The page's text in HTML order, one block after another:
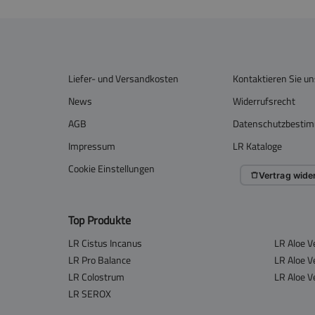
Liefer- und Versandkosten
News
AGB
Impressum
Cookie Einstellungen
Kontaktieren Sie
Widerrufsrecht
LR Kataloge
Vertrag
Top Produkte
LR Cistus Incanus
LR Pro Balance
LR Colostrum
LR SEROX
LR Aloe
LR Aloe
LR Aloe